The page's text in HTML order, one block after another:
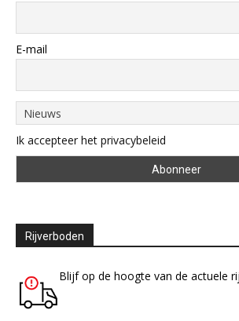
E-mail
Ik accepteer het privacybeleid
Rijverboden
Blijf op de hoogte van de actuele